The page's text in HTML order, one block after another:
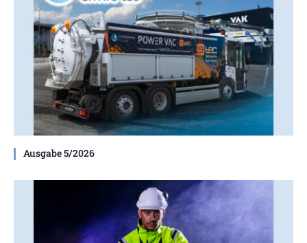
Ausgabe 5/2026